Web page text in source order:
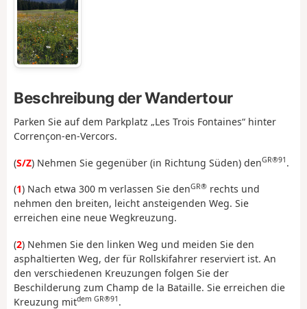
Beschreibung der Wandertour
Parken Sie auf dem Parkplatz „Les Trois Fontaines“ hinter
Corrençon-en-Vercors.
(S/Z) Nehmen Sie gegenüber (in Richtung Süden) denGR®91 .
(1) Nach etwa 300 m verlassen Sie denGR® rechts und
nehmen den breiten, leicht ansteigenden Weg. Sie
erreichen eine neue Wegkreuzung.
(2) Nehmen Sie den linken Weg und meiden Sie den
asphaltierten Weg, der für Rollskifahrer reserviert ist. An
den verschiedenen Kreuzungen folgen Sie der
Beschilderung zum Champ de la Bataille. Sie erreichen die
Kreuzung mitdem GR®91 .